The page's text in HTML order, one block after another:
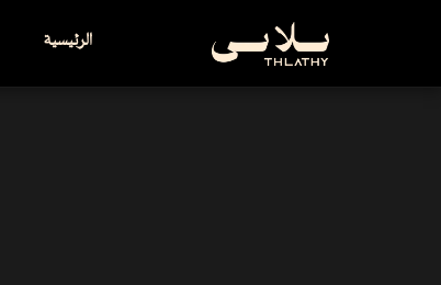
الرئيسية